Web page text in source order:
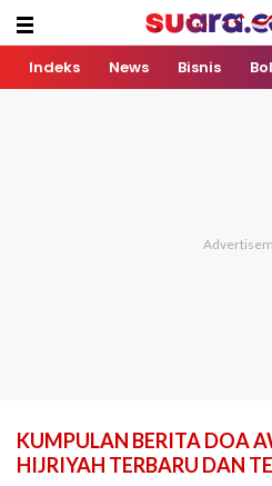
Indeks News Bisnis
KUMPULAN BERITA DOA
HIJRIYAH TERBARU DAN